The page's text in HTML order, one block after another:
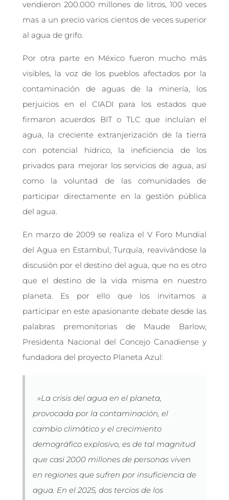
vendieron 200.000 millones de litros, 100 veces
mas a un precio varios cientos de veces superior
al agua de grifo.
Por otra parte en México fueron mucho más
visibles, la voz de los pueblos afectados por la
contaminación de aguas de la minería, los
perjuicios en el CIADI para los estados que
firmaron acuerdos BIT o TLC que incluían el
agua, la creciente extranjerización de la tierra
con potencial hídrico, la ineficiencia de los
privados para mejorar los servicios de agua, así
como la voluntad de las comunidades de
participar directamente en la gestión pública
del agua.
En marzo de 2009 se realiza el V Foro Mundial
del Agua en Estambul, Turquía, reavivándose la
discusión por el destino del agua, que no es otro
que el destino de la vida misma en nuestro
planeta. Es por ello que los invitamos a
participar en este apasionante debate desde las
palabras premonitorias de Maude Barlow,
Presidenta Nacional del Concejo Canadiense y
fundadora del proyecto Planeta Azul:
»La crisis del agua en el planeta,
provocada por la contaminación, el
cambio climático y el crecimiento
demográfico explosivo, es de tal magnitud
que casi 2000 millones de personas viven
en regiones que sufren por insuficiencia de
agua. En el 2025, dos tercios de los